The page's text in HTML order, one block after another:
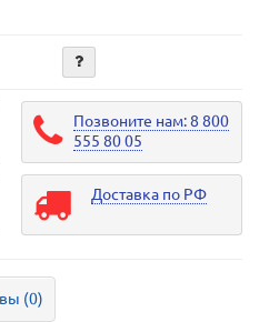
Позвоните нам: 8 800
555 80 05
Доставка по РФ
(0)